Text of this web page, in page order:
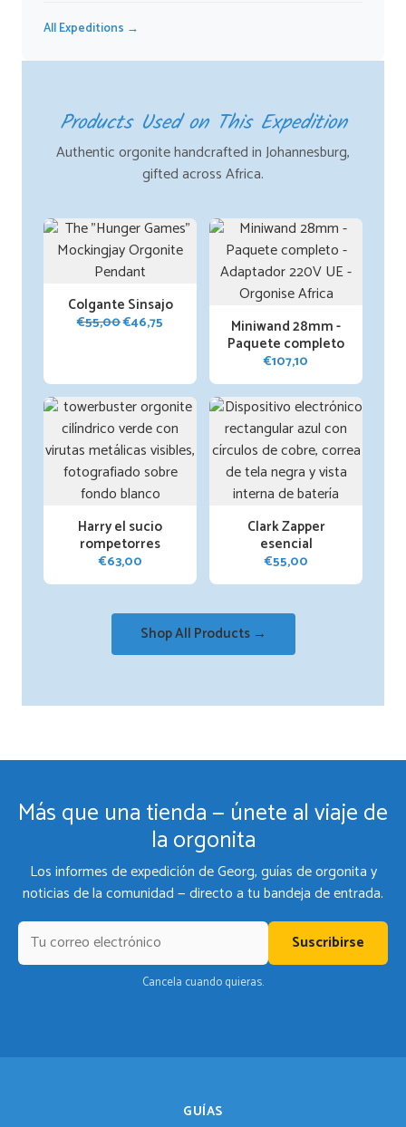
All Expeditions →
Products Used on This Expedition
Authentic orgonite handcrafted in Johannesburg,
gifted across Africa.
Colgante Sinsajo
€55,00El
era:
€55,00.
€46,75
es:
€46,75.
Miniwand 28mm -
Paquete completo
€107,10
Harry el sucio
rompetorres
€63,00
Clark Zapper
esencial
€55,00
Shop All Products →
Más que una tienda — únete al viaje de
la orgonita
Los informes de expedición de Georg, guías de orgonita y
noticias de la comunidad — directo a tu bandeja de entrada.
Suscribirse
Cancela cuando quieras.
GUÍAS